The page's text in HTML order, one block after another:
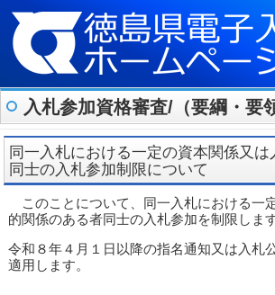
入札参加資格審査/（要綱・要
同一入札における一定の資本関係又
同士の入札参加制限について
このことについて、同一入札における一
的関係のある者同士の入札参加を制限します
令和８年４月１日以降の指名通知又は入札
適用します。